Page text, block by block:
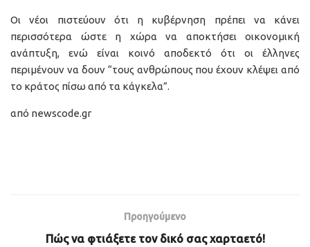
Οι νέοι πιστεύουν ότι η κυβέρνηση πρέπει να κάνει
περισσότερα ώστε η χώρα να αποκτήσει οικονομική
ανάπτυξη, ενώ είναι κοινό αποδεκτό ότι οι έλληνες
περιμένουν να δουν “τους ανθρώπους που έχουν κλέψει από
το κράτος πίσω από τα κάγκελα”.
από newscode.gr
Προηγούμενο
Πώς να φτιάξετε τον δικό σας χαρταετό!